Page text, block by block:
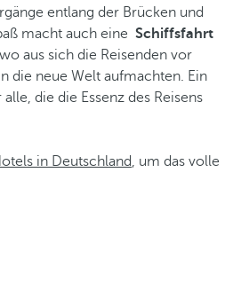
entlang der Brücken und
macht auch eine Schiffsfahrt
aus sich die Reisenden vor
die neue Welt aufmachten. Ein
die die Essenz des Reisens
in Deutschland, um das volle